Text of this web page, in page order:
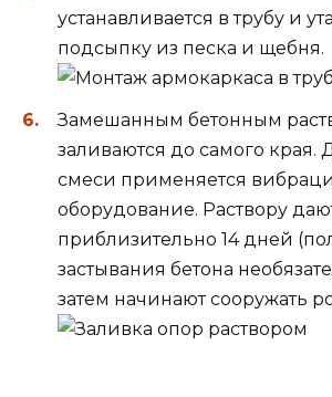
устанавливается в трубу и
подсыпку из песка и щебня.
Замешанным бетонным
заливаются до самого края.
смеси применяется
оборудование. Раствору
приблизительно 14 дней
застывания бетона
затем начинают сооружать